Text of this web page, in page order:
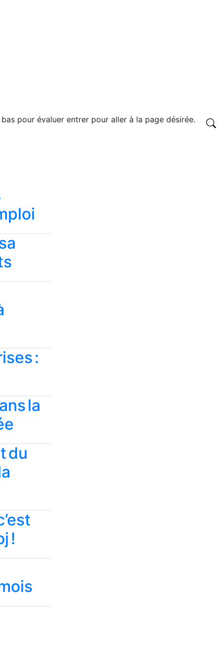
pour évaluer entrer pour aller à la page désirée.
:
la
du
!